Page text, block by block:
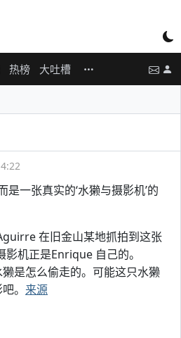
热榜 大吐槽
一张真实的‘水獭与摄影机’的
在旧金山某地抓拍到这张
机正是Enrique 自己的。
是怎么偷走的。可能这只水獭
。 来源